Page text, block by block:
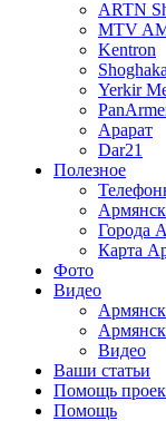
ARTN
MTV
Kentron
Yerkir
Арарат
Dar21
Полезное
Города
Карта
Фото
Видео
Видео
Ваши статьи
Помощь
Помощь